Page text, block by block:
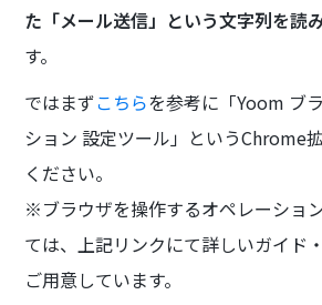
た「メール送信」という文字列を読
す。
ではまずこちらを参考に「Yoom ブ
ション 設定ツール」というChrome
ください。
※ブラウザを操作するオペレーショ
ては、上記リンクにて詳しいガイド
ご用意しています。